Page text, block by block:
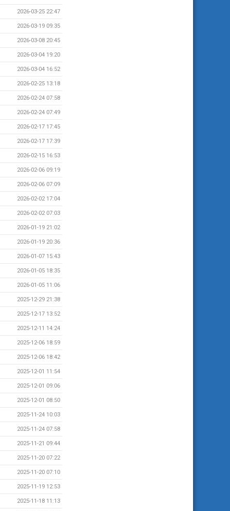
2026-03-25 22:47
2026-03-19 09:35
2026-03-08 20:45
2026-03-04 19:20
2026-03-04 16:52
2026-02-25 13:18
2026-02-24 07:58
2026-02-24 07:49
2026-02-17 17:45
2026-02-17 17:39
2026-02-15 16:53
2026-02-06 09:19
2026-02-06 07:09
2026-02-02 17:04
2026-02-02 07:03
2026-01-19 21:02
2026-01-19 20:36
2026-01-07 15:43
2026-01-05 18:35
2026-01-05 11:06
2025-12-29 21:38
2025-12-17 13:52
2025-12-11 14:24
2025-12-06 18:59
2025-12-06 18:42
2025-12-01 11:54
2025-12-01 09:06
2025-12-01 08:50
2025-11-24 10:03
2025-11-24 07:58
2025-11-21 09:44
2025-11-20 07:22
2025-11-20 07:10
2025-11-19 12:53
2025-11-18 11:13